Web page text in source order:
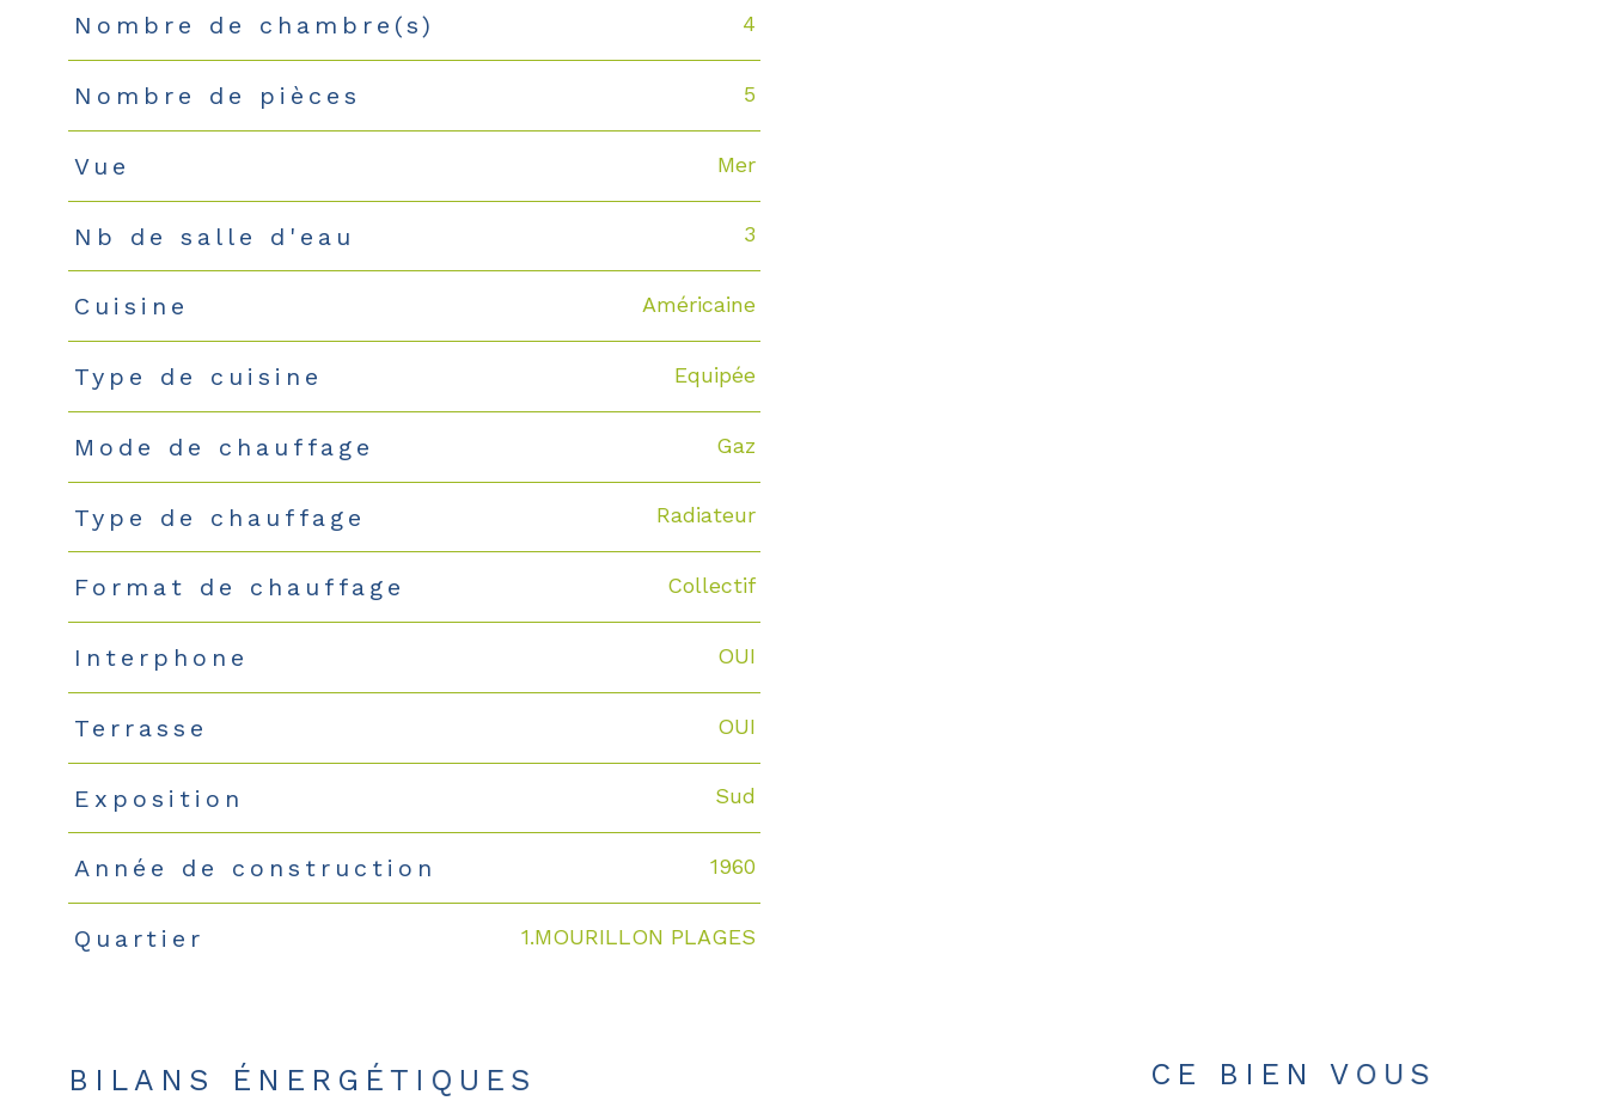
Nombre de chambre(s) 4
Nombre de pièces 5
Vue Mer
Nb de salle d'eau 3
Cuisine Américaine
Type de cuisine Equipée
Mode de chauffage Gaz
Type de chauffage Radiateur
Format de chauffage Collectif
Interphone OUI
Terrasse OUI
Exposition Sud
Année de construction 1960
Quartier 1.MOURILLON PLAGES
BILANS ÉNERGÉTIQUES CE BIEN VOUS